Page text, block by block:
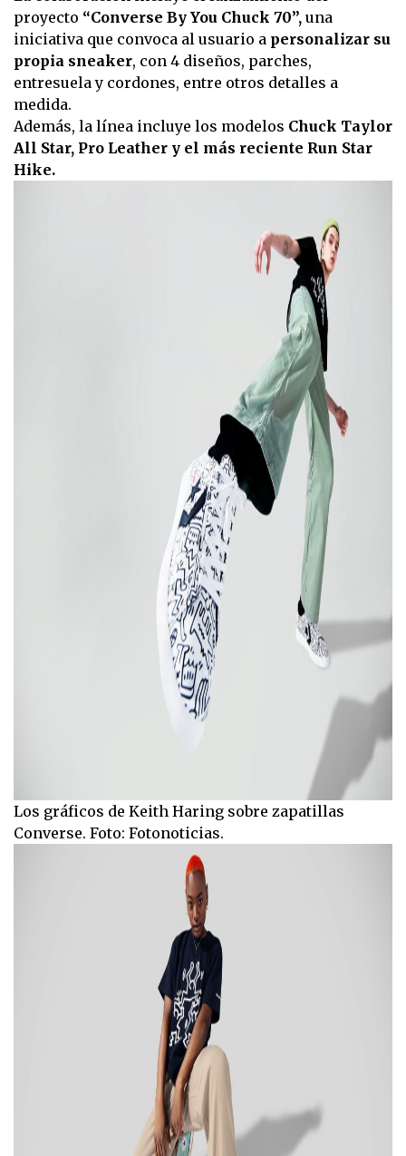
proyecto “Converse By You Chuck 70”, una
iniciativa que convoca al usuario a personalizar su
propia sneaker, con 4 diseños, parches,
entresuela y cordones, entre otros detalles a
medida.
Además, la línea incluye los modelos Chuck Taylor
All Star, Pro Leather y el más reciente Run Star
Hike.
Los gráficos de Keith Haring sobre zapatillas
Converse. Foto: Fotonoticias.